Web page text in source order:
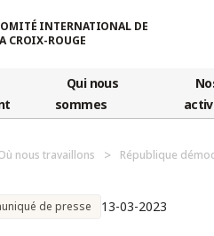
INTERNATIONAL DE
CROIX-ROUGE
Qui nous
sommes
nous travaillons République
de presse 13-03-2023